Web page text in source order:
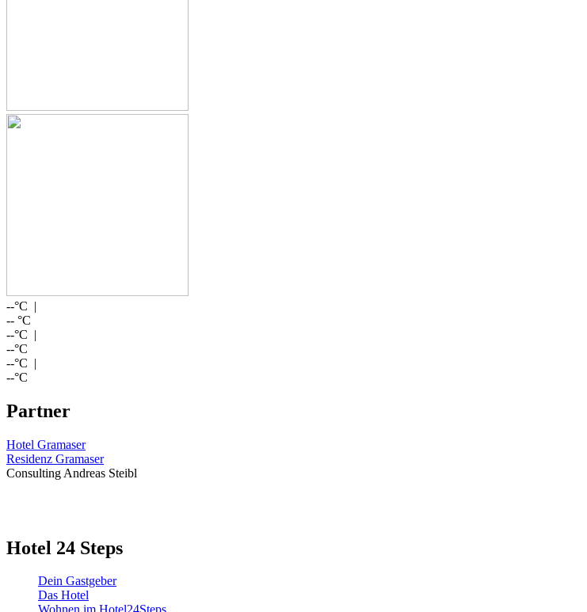
--°C |
-- °C
--°C |
--°C
--°C |
--°C
Partner
Hotel Gramaser
Residenz Gramaser
Consulting Andreas Steibl
Hotel 24 Steps
Dein Gastgeber
Das Hotel